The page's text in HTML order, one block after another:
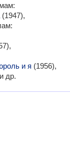
(1947),
и я (1956),
др.